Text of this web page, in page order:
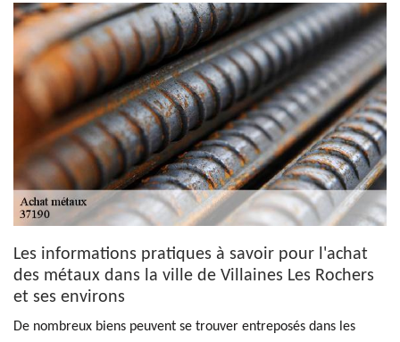
Les informations pratiques à savoir pour l'achat
des métaux dans la ville de Villaines Les Rochers
et ses environs
De nombreux biens peuvent se trouver entreposés dans les